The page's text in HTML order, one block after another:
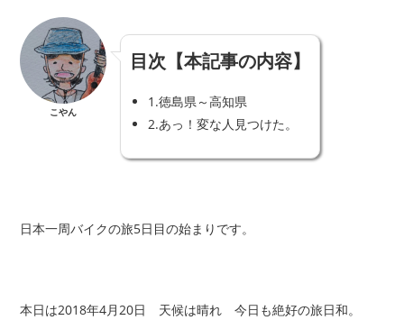
こやん
目次【本記事の内容】
1.徳島県～高知県
2.あっ！変な人見つけた。
日本一周バイクの旅5日目の始まりです。
本日は2018年4月20日 天候は晴れ 今日も絶好の旅日和。